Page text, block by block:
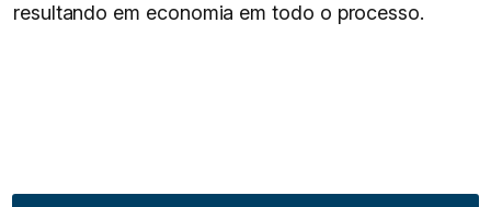
resultando em economia em todo o processo.